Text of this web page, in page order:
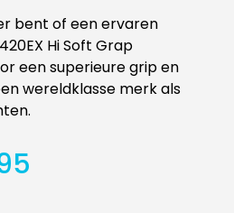
bent of een ervaren
Hi Soft Grap
een superieure grip en
wereldklasse merk als